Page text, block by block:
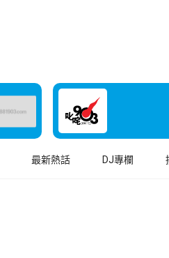
最新熱話 DJ專欄